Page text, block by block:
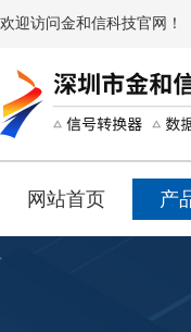
欢迎访问金和信科技官网！
网站首页 产